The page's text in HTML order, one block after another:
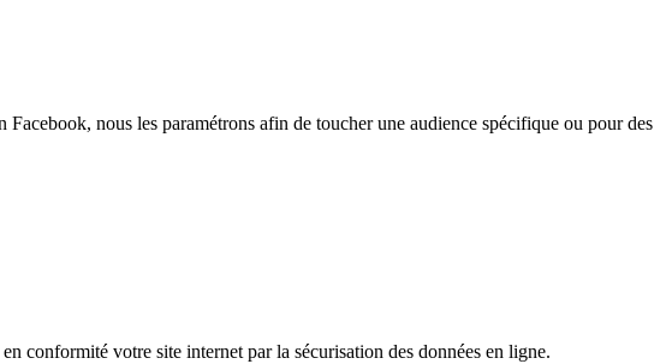
nous les paramétrons afin de toucher une audience spécifique ou pour des
conformité votre site internet par la sécurisation des données en ligne.